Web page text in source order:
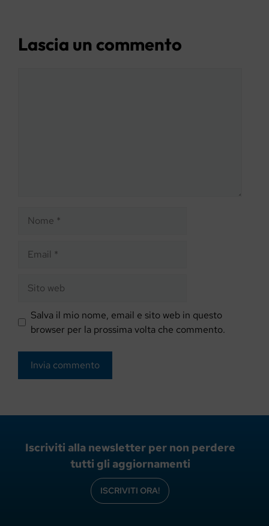
Lascia un commento
web
Salva il mio nome, email e sito web in questo
browser per la prossima volta che commento.
Iscriviti alla newsletter per non perdere
tutti gli aggiornamenti
ISCRIVITI ORA!